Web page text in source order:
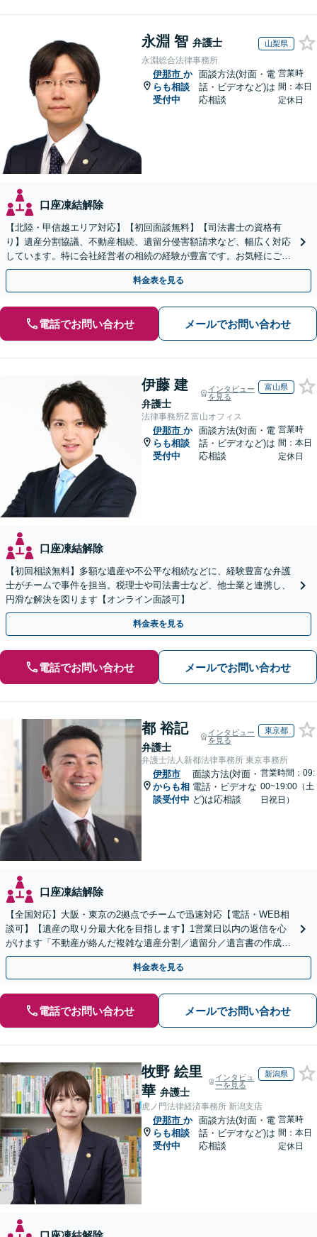
永淵 智 弁護士 山梨県
永淵総合法律事務所
伊那市 か
らも相談
受付中
面談方法(対面・電
話・ビデオなど)は
応相談
営業時
間：本日
定休日
口座凍結解除
【北陸・甲信越エリア対応】【初回面談無料】【司法書士の資格有
り】遺産分割協議、不動産相続、遺留分侵害額請求など、幅広く対応
しています。特に会社経営者の相続の経験が豊富です。お気軽にご相
談ください。【休日・夜間面談可】【オンライン面談可】
料金表を見る
電話でお問い合わせ メールでお問い合わせ
伊藤 建
弁護士
インタビュー
を見る
富山県
法律事務所Z 富山オフィス
伊那市 か
らも相談
受付中
面談方法(対面・電
話・ビデオなど)は
応相談
営業時
間：本日
定休日
口座凍結解除
【初回相談無料】多額な遺産や不公平な相続などに、経験豊富な弁護
士がチームで事件を担当。税理士や司法書士など、他士業と連携し、
円滑な解決を図ります【オンライン面談可】
料金表を見る
電話でお問い合わせ メールでお問い合わせ
都 裕記
弁護士
インタビュー
を見る
東京都
弁護士法人新都法律事務所 東京事務所
伊那市
からも相
談受付中
面談方法(対面・
電話・ビデオな
ど)は応相談
営業時間：09:
00~19:00（土
日祝日）
口座凍結解除
【全国対応】大阪・東京の2拠点でチームで迅速対応【電話・WEB相
談可】【遺産の取り分最大化を目指します】1営業日以内の返信を心
がけます「不動産が絡んだ複雑な遺産分割／遺留分／遺言書の作成・
執行／事業承継など、お任せください」【休日相談あり】
料金表を見る
電話でお問い合わせ メールでお問い合わせ
牧野 絵里
華 弁護士
インタビュ
ーを見る
新潟県
虎ノ門法律経済事務所 新潟支店
伊那市 か
らも相談
受付中
面談方法(対面・電
話・ビデオなど)は
応相談
営業時
間：本日
定休日